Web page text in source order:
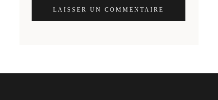
LAISSER UN COMMENTAIRE